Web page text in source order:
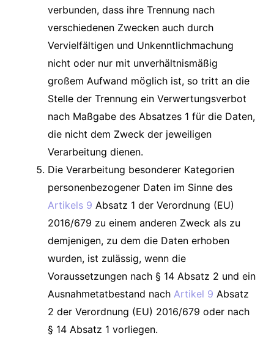
verbunden, dass ihre Trennung nach
verschiedenen Zwecken auch durch
Vervielfältigen und Unkenntlichmachung
nicht oder nur mit unverhältnismäßig
großem Aufwand möglich ist, so tritt an die
Stelle der Trennung ein Verwertungsverbot
nach Maßgabe des Absatzes 1 für die Daten,
die nicht dem Zweck der jeweiligen
Verarbeitung dienen.
Die Verarbeitung besonderer Kategorien
personenbezogener Daten im Sinne des
Artikels 9 Absatz 1 der Verordnung (EU)
2016/679 zu einem anderen Zweck als zu
demjenigen, zu dem die Daten erhoben
wurden, ist zulässig, wenn die
Voraussetzungen nach § 14 Absatz 2 und ein
Ausnahmetatbestand nach Artikel 9 Absatz
2 der Verordnung (EU) 2016/679 oder nach
§ 14 Absatz 1 vorliegen.